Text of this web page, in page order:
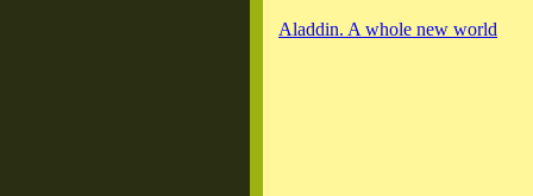
Aladdin. A whole new world